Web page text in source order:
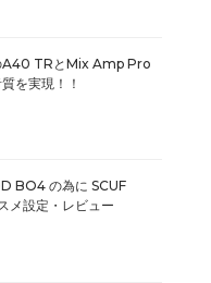
TRとMix Amp Pro
を実現！！
BO4 の為に SCUF
メ設定・レビュー